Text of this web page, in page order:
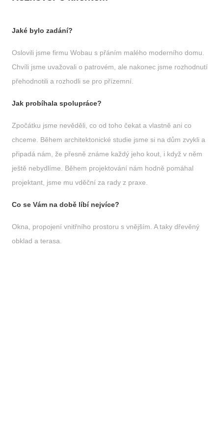
Jaké bylo zadání?
Oslovili jsme firmu Wobau s přáním malého moderního domu.
Chvíli jsme uvažovali o patrovém, ale nakonec jsme rozhodnutí
přehodnotili a rozhodli se pro přízemní.
Jak probíhala spolupráce?
Zpočátku jsme nevěděli, co od toho čekat a vlastně ani co
chceme. Během architektonické studie jsme si na dům zvykli a
připadá nám, že přesně známe každý jeho kout, i když v něm
ještě nebydlíme. Během projektování nám hodně pomáhal
projektant, jsme mu vděční za rady z praxe.
Co se Vám na době líbí nejvíce?
Okna, propojení vnitřního prostoru s vnějším. A taky dřevěný
obklad a terasa.